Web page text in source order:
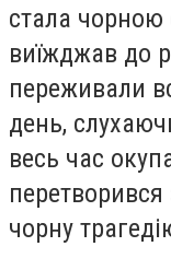
стала чорною
виїжджав до
переживали
день,
весь час
перетворився
чорну